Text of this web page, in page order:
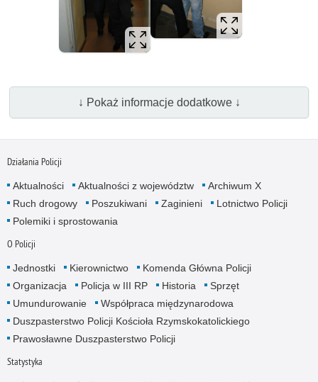
↓ Pokaż informacje dodatkowe ↓
Działania Policji
Aktualności Aktualności z województw
Archiwum X
Ruch drogowy
Poszukiwani Zaginieni
Lotnictwo Policji
Polemiki i sprostowania
O Policji
Jednostki Kierownictwo
Komenda Główna Policji
Organizacja
Policja w III RP Historia
Sprzęt
Umundurowanie
Współpraca międzynarodowa
Duszpasterstwo Policji Kościoła Rzymskokatolickiego
Prawosławne Duszpasterstwo Policji
Statystyka